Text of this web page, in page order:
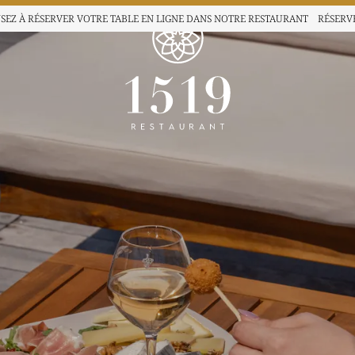
À RÉSERVER VOTRE TABLE EN LIGNEDANS NOTRE RESTAURANT